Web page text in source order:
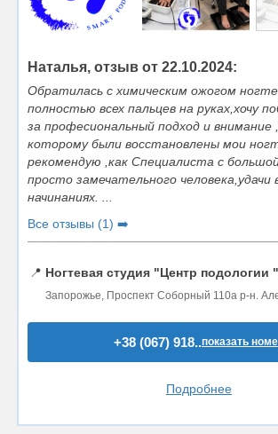
Наталья, отзыв от 22.10.2024:
Обратилась с химическим ожогом
полностью всех пальцев на руках,хочу
за професиональный подход и внимание
которому были восстановлены мои
рекомендую ,как Специалиста с
просто замечательного человека,удачи
начинаниях. ...
Все отзывы (1) ➡️
📍 Ногтевая студия "Центр подологии
Запорожье, Проспект Соборный 110а р-н.
+38 (067) 918..показать
Подробнее